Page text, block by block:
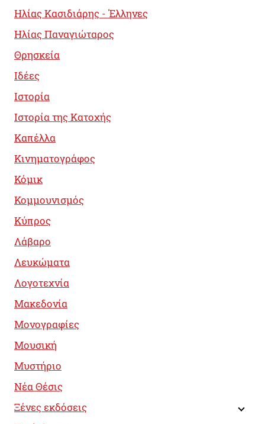
Ηλίας Κασιδιάρης - Έλληνες
Ηλίας Παναγιώταρος
Θρησκεία
Ιδέες
Ιστορία
Ιστορία της Κατοχής
Καπέλλα
Κινηματογράφος
Κόμικ
Κομμουνισμός
Κύπρος
Λάβαρο
Λευκώματα
Λογοτεχνία
Μακεδονία
Μονογραφίες
Μουσική
Μυστήριο
Νέα Θέσις
Ξένες εκδόσεις